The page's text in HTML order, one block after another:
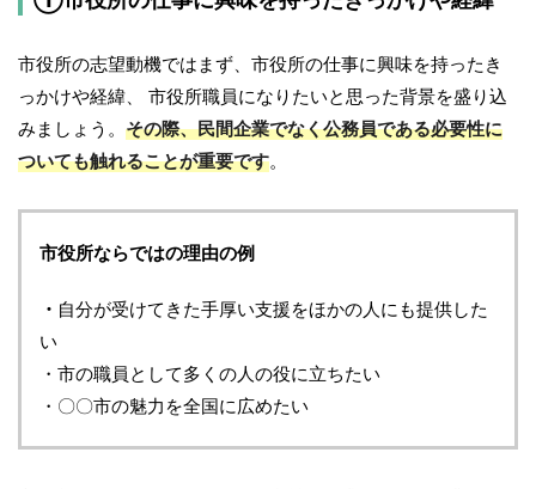
市役所の志望動機ではまず、市役所の仕事に興味を持ったき
っかけや経緯、 市役所職員になりたいと思った背景を盛り込
みましょう。 その際、民間企業でなく公務員である必要性に
ついても触れることが重要です。
市役所ならではの理由の例
・ 自分が受けてきた手厚い支援をほかの人にも提供した
い
・市の職員として多くの人の役に立ちたい
・〇〇市の魅力を全国に広めたい